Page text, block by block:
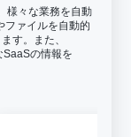
様々な業務を自動
ファイルを自動的
す。また、
の情報を